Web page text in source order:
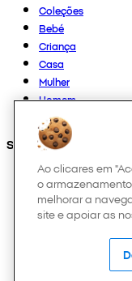
Coleções
Bebé
Criança
Casa
Mulher
Homem
Outros
Segue-nos em
Ao clicares em
o
melhorar a
site e apoiar as